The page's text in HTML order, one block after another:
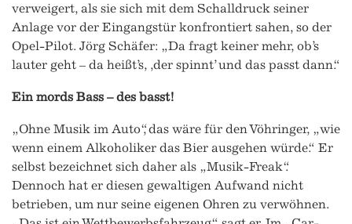
verweigert, als sie sich mit dem Schalldruck seiner
Anlage vor der Eingangstür konfrontiert sahen, so der
Opel-Pilot. Jörg Schäfer: „Da fragt keiner mehr, ob’s
lauter geht – da heißt’s, ,der spinnt’ und das passt dann.“
Ein mords Bass – des basst!
„Ohne Musik im Auto“, das wäre für den Vöhringer, „wie
wenn einem Alkoholiker das Bier ausgehen würde.“ Er
selbst bezeichnet sich daher als „Musik-Freak“.
Dennoch hat er diesen gewaltigen Aufwand nicht
betrieben, um nur seine eigenen Ohren zu verwöhnen.